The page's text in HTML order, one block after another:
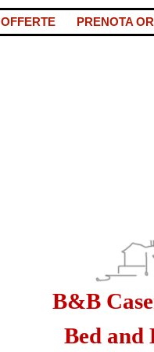
Salta menù
OFFERTE PRENOTA
B&B
Bed and